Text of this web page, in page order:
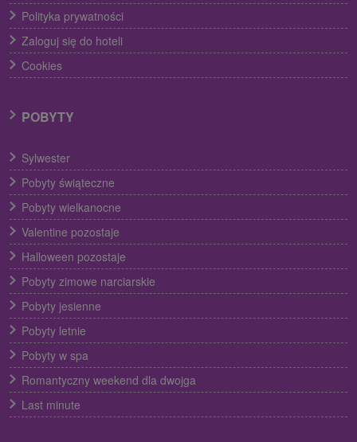
Polityka prywatności
Zaloguj się do hoteli
Cookies
POBYTY
Sylwester
Pobyty świąteczne
Pobyty wielkanocne
Valentine pozostaje
Halloween pozostaje
Pobyty zimowe narciarskie
Pobyty jesienne
Pobyty letnie
Pobyty w spa
Romantyczny weekend dla dwojga
Last minute